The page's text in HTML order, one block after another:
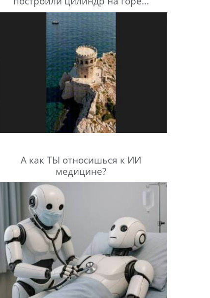
А как ТЫ относишься к ИИ
медицине?